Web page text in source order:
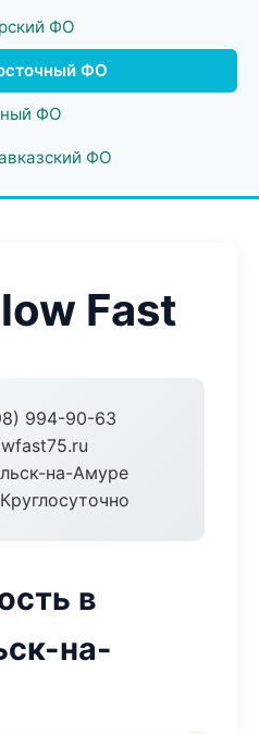
ФО
ФО
ФО
ФО
Fast
994-90-63
на-Амуре
Круглосуточно
в
на-